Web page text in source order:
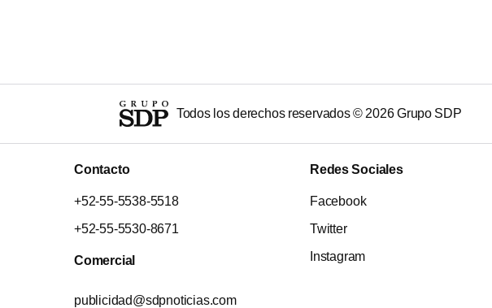
Todos los derechos reservados © 2026Grupo SDP
Contacto
+52-55-5538-5518
+52-55-5530-8671
Comercial
publicidad@sdpnoticias.com
Redes Sociales
Facebook
Twitter
Instagram